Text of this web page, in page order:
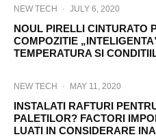
NEW TECH · JULY 6, 2020
NOUL PIRELLI CINTURATO
COMPOZITIE
TEMPERATURA SI
NEW TECH · MAY 11, 2020
INSTALATI RAFTURI
PALETILOR? FACTORI
LUATI IN CONSIDERARE